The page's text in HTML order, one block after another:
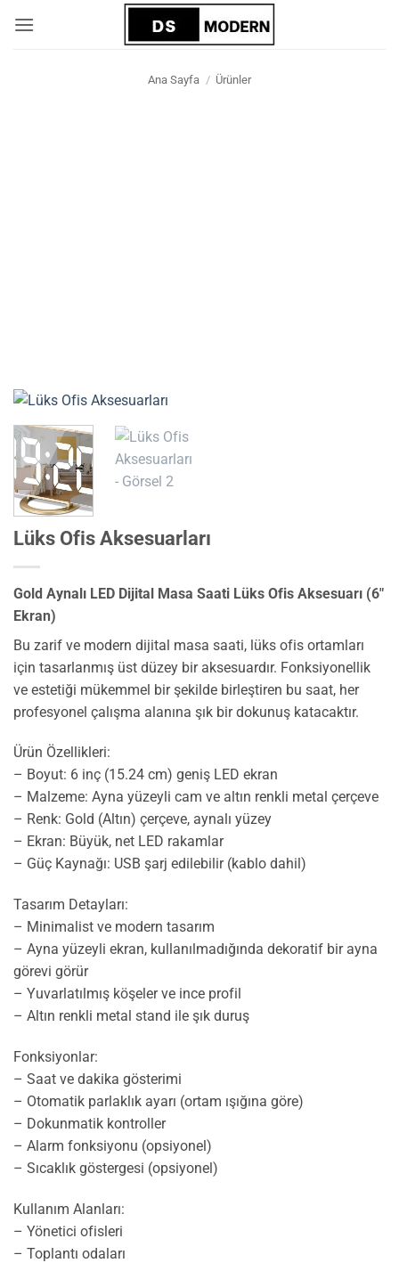
atla
Ana Sayfa / Ürünler
Lüks Ofis Aksesuarları
Gold Aynalı LED Dijital Masa Saati Lüks Ofis Aksesuarı (6″
Ekran)
Bu zarif ve modern dijital masa saati, lüks ofis ortamları
için tasarlanmış üst düzey bir aksesuardır. Fonksiyonellik
ve estetiği mükemmel bir şekilde birleştiren bu saat, her
profesyonel çalışma alanına şık bir dokunuş katacaktır.
Ürün Özellikleri:
– Boyut: 6 inç (15.24 cm) geniş LED ekran
– Malzeme: Ayna yüzeyli cam ve altın renkli metal çerçeve
– Renk: Gold (Altın) çerçeve, aynalı yüzey
– Ekran: Büyük, net LED rakamlar
– Güç Kaynağı: USB şarj edilebilir (kablo dahil)
Tasarım Detayları:
– Minimalist ve modern tasarım
– Ayna yüzeyli ekran, kullanılmadığında dekoratif bir ayna
görevi görür
– Yuvarlatılmış köşeler ve ince profil
– Altın renkli metal stand ile şık duruş
Fonksiyonlar:
– Saat ve dakika gösterimi
– Otomatik parlaklık ayarı (ortam ışığına göre)
– Dokunmatik kontroller
– Alarm fonksiyonu (opsiyonel)
– Sıcaklık göstergesi (opsiyonel)
Kullanım Alanları:
– Yönetici ofisleri
– Toplantı odaları